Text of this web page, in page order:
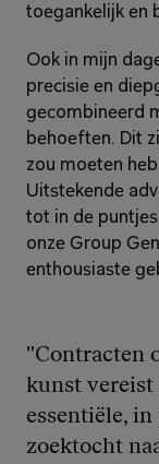
toegankelijk en
Ook in mijn
precisie en
gecombineerd
behoeften. Dit
zou moeten
Uitstekende
tot in de
onze Group
enthousiaste
"Contracten
kunst vereist
essentiële,
zoektocht